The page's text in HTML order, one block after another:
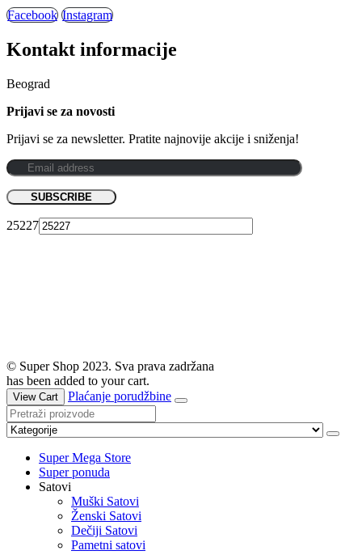
Facebook Instagram
Kontakt informacije
Beograd
Prijavi se za novosti
Prijavi se za newsletter. Pratite najnovije akcije i sniženja!
25227
© Super Shop 2023. Sva prava zadržana
has been added to your cart.
View Cart Plaćanje porudžbine
Super Mega Store
Super ponuda
Satovi
Muški Satovi
Ženski Satovi
Dečiji Satovi
Pametni satovi